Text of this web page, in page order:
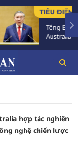
TIÊU ĐIỂM
Tổng Bí thư, Chủ
Australia và New
hợp tác nghiên
nghệ chiến lược